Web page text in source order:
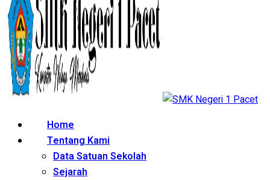
Home
Tentang Kami
Data Satuan Sekolah
Sejarah